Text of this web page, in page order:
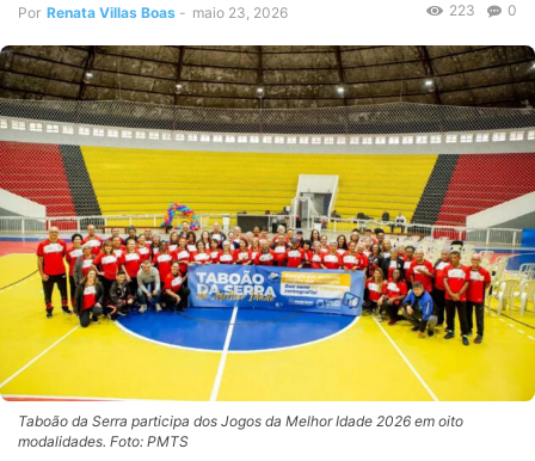
Por Renata Villas Boas - maio 23, 2026 0
223
Taboão da Serra participa dos Jogos da Melhor Idade 2026 em oito
modalidades. Foto: PMTS